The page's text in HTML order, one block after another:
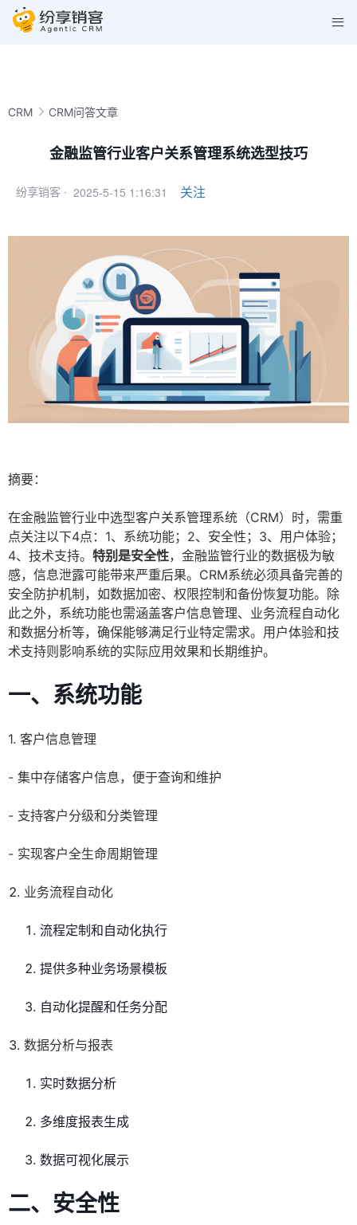
CRM CRM问答文章
金融监管行业客户关系管理系统选型技巧
纷享销客 · 2025-5-15 1:16:31 关注
摘要：
在金融监管行业中选型客户关系管理系统（CRM）时，需重
点关注以下4点：1、系统功能；2、安全性；3、用户体验；
4、技术支持。 特别是安全性，金融监管行业的数据极为敏
感，信息泄露可能带来严重后果。CRM系统必须具备完善的
安全防护机制，如数据加密、权限控制和备份恢复功能。除
此之外，系统功能也需涵盖客户信息管理、业务流程自动化
和数据分析等，确保能够满足行业特定需求。用户体验和技
术支持则影响系统的实际应用效果和长期维护。
一、系统功能
1. 客户信息管理
- 集中存储客户信息，便于查询和维护
- 支持客户分级和分类管理
- 实现客户全生命周期管理
业务流程自动化
流程定制和自动化执行
提供多种业务场景模板
自动化提醒和任务分配
数据分析与报表
实时数据分析
多维度报表生成
数据可视化展示
二、安全性